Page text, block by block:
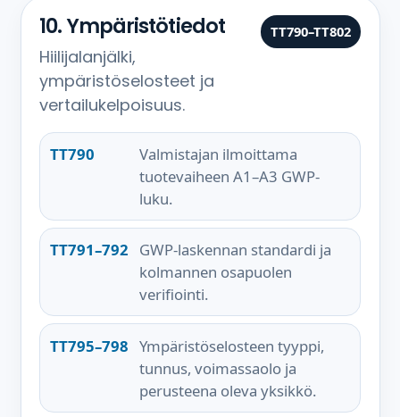
10. Ympäristötiedot
Hiilijalanjälki,
ympäristöselosteet ja
vertailukelpoisuus.
TT790–TT802
TT790
Valmistajan ilmoittama
tuotevaiheen A1–A3 GWP-
luku.
TT791–792
GWP-laskennan standardi ja
kolmannen osapuolen
verifiointi.
TT795–798 Ympäristöselosteen tyyppi,
tunnus, voimassaolo ja
perusteena oleva yksikkö.